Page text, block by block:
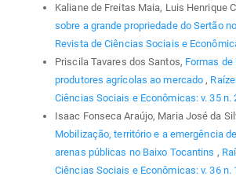
Kaliane de Freitas Maia, Luis Henrique
sobre a grande propriedade do Sertão
Revista de Ciências Sociais e
Priscila Tavares dos Santos, Formas
produtores agrícolas ao mercado ,
Ciências Sociais e Econômicas: v. 35 n.
Isaac Fonseca Araújo, Maria José da
Mobilização, território e a emergência
arenas públicas no Baixo Tocantins ,
Ciências Sociais e Econômicas: v. 36 n.